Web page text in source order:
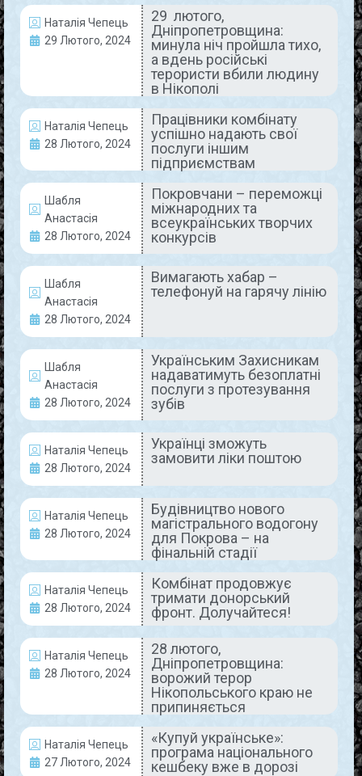
Наталія Чепець
29 Лютого, 2024
29 лютого,
Дніпропетровщина:
минула ніч пройшла тихо,
а вдень російські
терористи вбили людину
в Нікополі
Наталія Чепець
28 Лютого, 2024
Працівники комбінату
успішно надають свої
послуги іншим
підприємствам
Шабля
Анастасія
28 Лютого, 2024
Покровчани – переможці
міжнародних та
всеукраїнських творчих
конкурсів
Шабля
Анастасія
28 Лютого, 2024
Вимагають хабар –
телефонуй на гарячу лінію
Шабля
Анастасія
28 Лютого, 2024
Українським Захисникам
надаватимуть безоплатні
послуги з протезування
зубів
Наталія Чепець
28 Лютого, 2024
Українці зможуть
замовити ліки поштою
Наталія Чепець
28 Лютого, 2024
Будівництво нового
магістрального водогону
для Покрова – на
фінальній стадії
Наталія Чепець
28 Лютого, 2024
Комбінат продовжує
тримати донорський
фронт. Долучайтеся!
Наталія Чепець
28 Лютого, 2024
28 лютого,
Дніпропетровщина:
ворожий терор
Нікопольського краю не
припиняється
Наталія Чепець
27 Лютого, 2024
«Купуй українське»:
програма національного
кешбеку вже в дорозі
ДНІПРОПЕТРОВЩИНА СЬОГОДНІ
29 лютого, Дніпропетровщина:
минула ніч пройшла тихо, а
вдень російські терористи вбили
людину в Нікополі
Вчора, 28 лютого, російські окупанти здійснили 12
атак на Нікопольщину дронами-камікадзе та
артилерією. Є чисельні руйнування у Нікополі,
Мирівській та Марганецькій громадах. Але
найстрашніше те,
READ MORE »
29 Лютого, 2024 Коментарів немає
ВИРОБНИЦТВО
Працівники комбінату успішно
надають свої послуги іншим
підприємствам
Вже протягом двох місяців працівники
Покровського гірничо-збагачувального комбінату